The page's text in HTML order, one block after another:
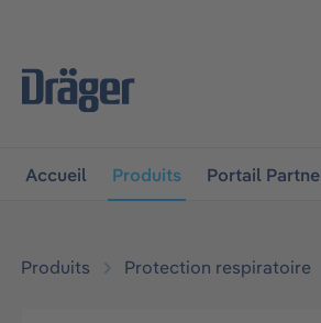
Accueil Produits Portail
Produits Protection respiratoire